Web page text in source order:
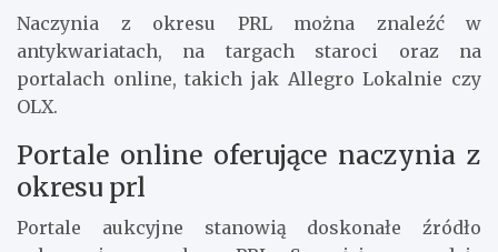
Naczynia z okresu PRL można znaleźć w
antykwariatach, na targach staroci oraz na
portalach online, takich jak Allegro Lokalnie czy
OLX.
Portale online oferujące naczynia z
okresu prl
Portale aukcyjne stanowią doskonałe źródło